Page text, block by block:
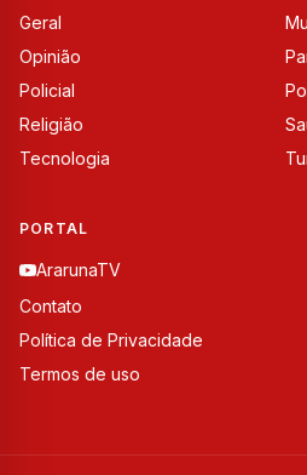
Geral
Opinião
Policial
Religião
Tecnologia
PORTAL
ArarunaTV
Contato
Política de Privacidade
Termos de uso